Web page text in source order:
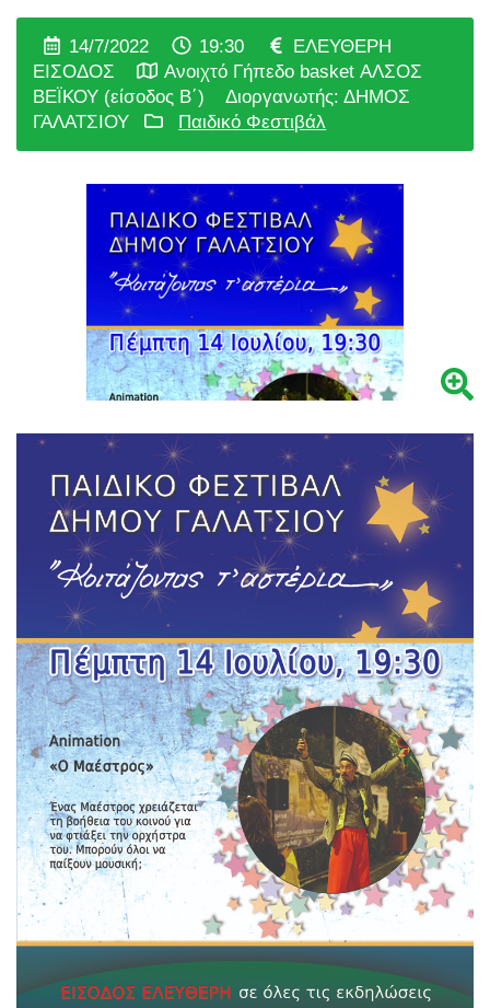
14/7/2022 19:30
ΕΛΕΥΘΕΡΗ
ΕΙΣΟΔΟΣ
Ανοιχτό Γήπεδο basket ΑΛΣΟΣ
ΒΕΪΚΟΥ (είσοδος Β΄)
Διοργανωτής: ΔΗΜΟΣ
ΓΑΛΑΤΣΙΟΥ
Παιδικό Φεστιβάλ